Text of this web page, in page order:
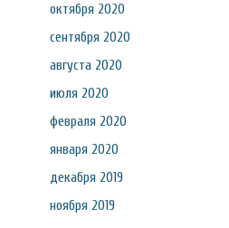
октября 2020
сентября 2020
августа 2020
июля 2020
февраля 2020
января 2020
декабря 2019
ноября 2019